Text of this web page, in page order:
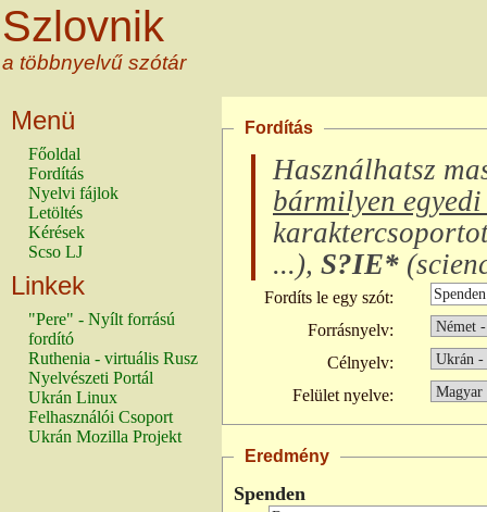
Szlovnik
a többnyelvű szótár
Menü
Főoldal
Fordítás
Nyelvi fájlok
Letöltés
Kérések
Scso LJ
Linkek
"Pere" - Nyílt forrású
fordító
Ruthenia - virtuális Rusz
Nyelvészeti Portál
Ukrán Linux
Felhasználói Csoport
Ukrán Mozilla Projekt
Fordítás
Használhatsz
bármilyen
...), S?IE* (
Fordíts le egy szót:
Forrásnyelv:
Célnyelv:
Felület nyelve:
Eredmény
Spenden